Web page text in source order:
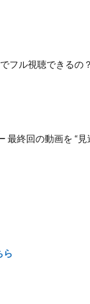
フル視聴できるの？
最終回の動画を “
ら